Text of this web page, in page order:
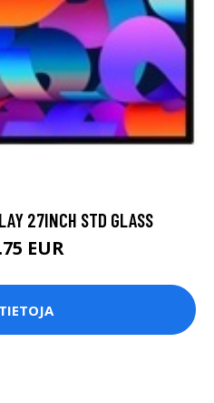
27INCH STD GLASS
EUR